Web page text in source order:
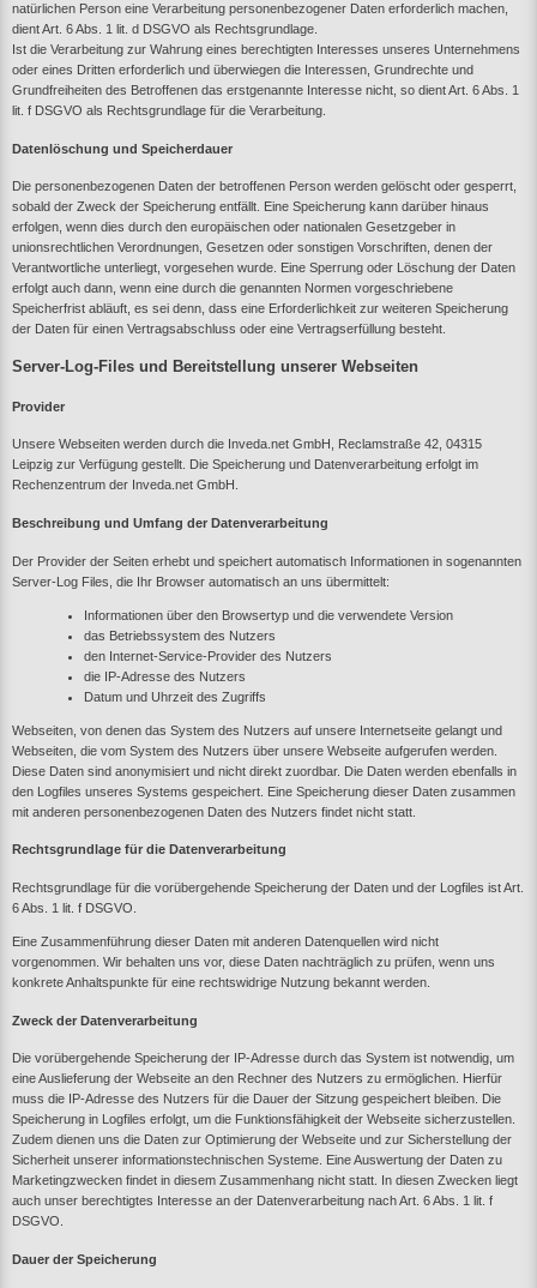
natürlichen Person eine Verarbeitung personenbezogener Daten erforderlich machen,
dient Art. 6 Abs. 1 lit. d DSGVO als Rechtsgrundlage.
Ist die Verarbeitung zur Wahrung eines berechtigten Interesses unseres Unternehmens
oder eines Dritten erforderlich und überwiegen die Interessen, Grundrechte und
Grundfreiheiten des Betroffenen das erstgenannte Interesse nicht, so dient Art. 6 Abs. 1
lit. f DSGVO als Rechtsgrundlage für die Verarbeitung.
Datenlöschung und Speicherdauer
Die personenbezogenen Daten der betroffenen Person werden gelöscht oder gesperrt,
sobald der Zweck der Speicherung entfällt. Eine Speicherung kann darüber hinaus
erfolgen, wenn dies durch den europäischen oder nationalen Gesetzgeber in
unionsrechtlichen Verordnungen, Gesetzen oder sonstigen Vorschriften, denen der
Verantwortliche unterliegt, vorgesehen wurde. Eine Sperrung oder Löschung der Daten
erfolgt auch dann, wenn eine durch die genannten Normen vorgeschriebene
Speicherfrist abläuft, es sei denn, dass eine Erforderlichkeit zur weiteren Speicherung
der Daten für einen Vertragsabschluss oder eine Vertragserfüllung besteht.
Server-Log-Files und Bereitstellung unserer Webseiten
Provider
Unsere Webseiten werden durch die Inveda.net GmbH, Reclamstraße 42, 04315
Leipzig zur Verfügung gestellt. Die Speicherung und Datenverarbeitung erfolgt im
Rechenzentrum der Inveda.net GmbH.
Beschreibung und Umfang der Datenverarbeitung
Der Provider der Seiten erhebt und speichert automatisch Informationen in sogenannten
Server-Log Files, die Ihr Browser automatisch an uns übermittelt:
Informationen über den Browsertyp und die verwendete Version
das Betriebssystem des Nutzers
den Internet-Service-Provider des Nutzers
die IP-Adresse des Nutzers
Datum und Uhrzeit des Zugriffs
Webseiten, von denen das System des Nutzers auf unsere Internetseite gelangt und
Webseiten, die vom System des Nutzers über unsere Webseite aufgerufen werden.
Diese Daten sind anonymisiert und nicht direkt zuordbar. Die Daten werden ebenfalls in
den Logfiles unseres Systems gespeichert. Eine Speicherung dieser Daten zusammen
mit anderen personenbezogenen Daten des Nutzers findet nicht statt.
Rechtsgrundlage für die Datenverarbeitung
Rechtsgrundlage für die vorübergehende Speicherung der Daten und der Logfiles ist Art.
6 Abs. 1 lit. f DSGVO.
Eine Zusammenführung dieser Daten mit anderen Datenquellen wird nicht
vorgenommen. Wir behalten uns vor, diese Daten nachträglich zu prüfen, wenn uns
konkrete Anhaltspunkte für eine rechtswidrige Nutzung bekannt werden.
Zweck der Datenverarbeitung
Die vorübergehende Speicherung der IP-Adresse durch das System ist notwendig, um
eine Auslieferung der Webseite an den Rechner des Nutzers zu ermöglichen. Hierfür
muss die IP-Adresse des Nutzers für die Dauer der Sitzung gespeichert bleiben. Die
Speicherung in Logfiles erfolgt, um die Funktionsfähigkeit der Webseite sicherzustellen.
Zudem dienen uns die Daten zur Optimierung der Webseite und zur Sicherstellung der
Sicherheit unserer informationstechnischen Systeme. Eine Auswertung der Daten zu
Marketingzwecken findet in diesem Zusammenhang nicht statt. In diesen Zwecken liegt
auch unser berechtigtes Interesse an der Datenverarbeitung nach Art. 6 Abs. 1 lit. f
DSGVO.
Dauer der Speicherung